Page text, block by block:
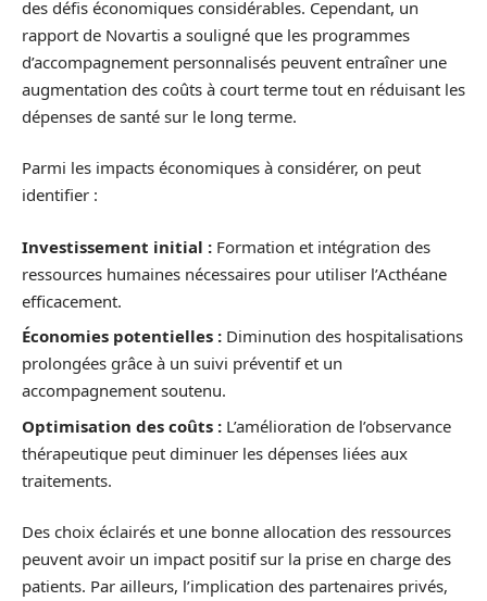
des défis économiques considérables. Cependant, un
rapport de Novartis a souligné que les programmes
d’accompagnement personnalisés peuvent entraîner une
augmentation des coûts à court terme tout en réduisant les
dépenses de santé sur le long terme.
Parmi les impacts économiques à considérer, on peut
identifier :
Investissement initial : Formation et intégration des
ressources humaines nécessaires pour utiliser l’Acthéane
efficacement.
Économies potentielles : Diminution des hospitalisations
prolongées grâce à un suivi préventif et un
accompagnement soutenu.
Optimisation des coûts : L’amélioration de l’observance
thérapeutique peut diminuer les dépenses liées aux
traitements.
Des choix éclairés et une bonne allocation des ressources
peuvent avoir un impact positif sur la prise en charge des
patients. Par ailleurs, l’implication des partenaires privés,